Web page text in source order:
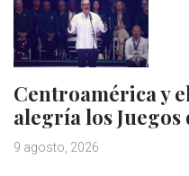
Centroamérica y
alegría los Juegos
9 agosto, 2026